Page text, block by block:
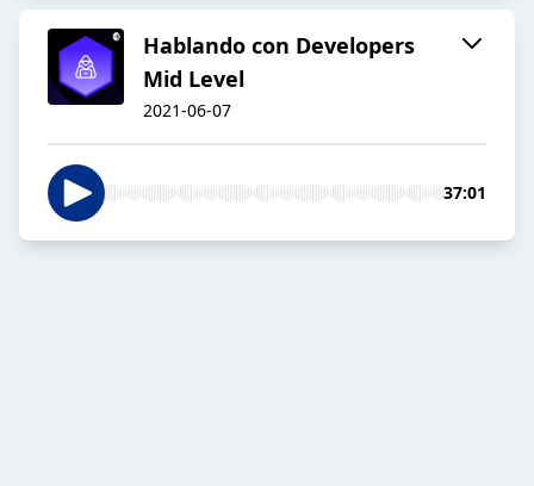
Hablando con Developers
Mid Level
2021-06-07
37:01